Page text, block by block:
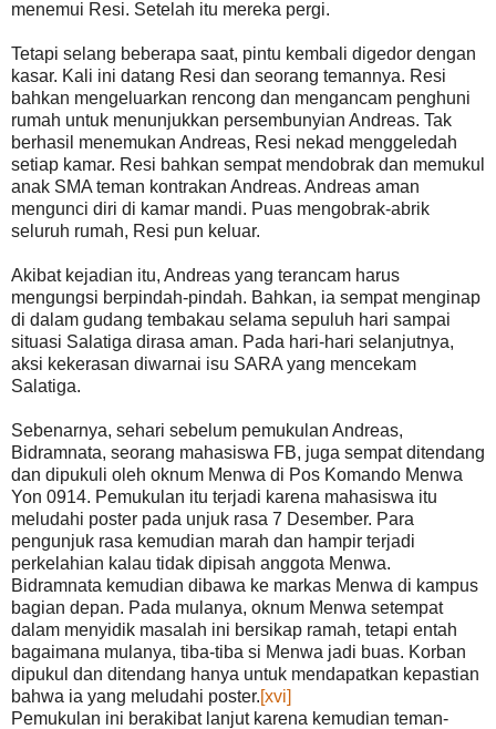
menemui Resi. Setelah itu mereka pergi.
Tetapi selang beberapa saat, pintu kembali digedor dengan
kasar. Kali ini datang Resi dan seorang temannya. Resi
bahkan mengeluarkan rencong dan mengancam penghuni
rumah untuk menunjukkan persembunyian Andreas. Tak
berhasil menemukan Andreas, Resi nekad menggeledah
setiap kamar. Resi bahkan sempat mendobrak dan memukul
anak SMA teman kontrakan Andreas. Andreas aman
mengunci diri di kamar mandi. Puas mengobrak-abrik
seluruh rumah, Resi pun keluar.
Akibat kejadian itu, Andreas yang terancam harus
mengungsi berpindah-pindah. Bahkan, ia sempat menginap
di dalam gudang tembakau selama sepuluh hari sampai
situasi Salatiga dirasa aman. Pada hari-hari selanjutnya,
aksi kekerasan diwarnai isu SARA yang mencekam
Salatiga.
Sebenarnya, sehari sebelum pemukulan Andreas,
Bidramnata, seorang mahasiswa FB, juga sempat ditendang
dan dipukuli oleh oknum Menwa di Pos Komando Menwa
Yon 0914. Pemukulan itu terjadi karena mahasiswa itu
meludahi poster pada unjuk rasa 7 Desember. Para
pengunjuk rasa kemudian marah dan hampir terjadi
perkelahian kalau tidak dipisah anggota Menwa.
Bidramnata kemudian dibawa ke markas Menwa di kampus
bagian depan. Pada mulanya, oknum Menwa setempat
dalam menyidik masalah ini bersikap ramah, tetapi entah
bagaimana mulanya, tiba-tiba si Menwa jadi buas. Korban
dipukul dan ditendang hanya untuk mendapatkan kepastian
bahwa ia yang meludahi poster.[xvi]
Pemukulan ini berakibat lanjut karena kemudian teman-